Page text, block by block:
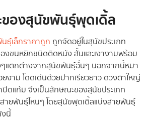
องสุนัขพันธุ์พุดเดิ้ล
ธุ์เล็กราคาถูก ถูกจัดอยู่ในสุนัขประเภท
งขนหยิกชนิดติดหนัง สั้นและเงางามพร้อม
ๆแตกต่างจากสุนัขพันธุ์อื่นๆ นอกจากนี้หมา
งาม โดดเด่นด้วยปากเรียวยาว ดวงตาใหญ่
ปิดแก้ม จึงเป็นลักษณะของสุนัขประเภท
ายพันธุ์ไหนๆ โดยสุนัขพุดเดิ้ลแบ่งสายพันธุ์
งนี้